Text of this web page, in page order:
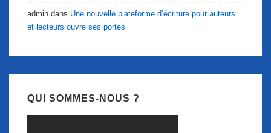
admin dans Une nouvelle plateforme d’écriture pour auteurs
et lecteurs ouvre ses portes
QUI SOMMES-NOUS ?